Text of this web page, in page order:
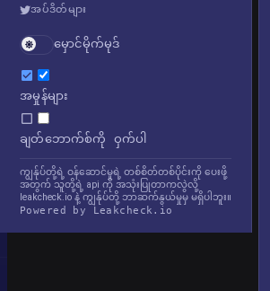
အပ်ဒိတ်များ
မှောင်မိုက်မုဒ်
အမှုန်များ
ချတ်ဘောက်စ်ကို ဝှက်ပါ
ကျွန်ုပ်တို့ရဲ့ ဝန်ဆောင်မှုရဲ့ တစ်စိတ်တစ်ပိုင်းကို ပေးဖို့
အတွက် သူတို့ရဲ့ api ကို အသုံးပြုတာကလွဲလို့
leakcheck.io နဲ့ ကျွန်ုပ်တို့ ဘာဆက်နွယ်မှုမှ မရှိပါဘူး။
Powered by Leakcheck.io